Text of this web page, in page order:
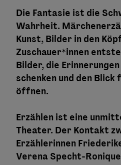
Die Fantasie ist die
Wahrheit.
Kunst, Bilder in den
Zuschauer*innen
Bilder, die
schenken und den
öffnen.
Erzählen ist eine
Theater. Der Kontakt
Erzählerinnen
Verena Specht-